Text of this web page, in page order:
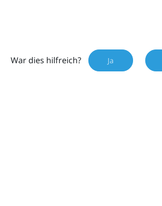
War dies hilfreich? Ja